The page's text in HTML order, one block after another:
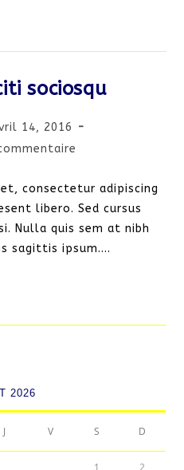
sociosqu
:
14, 2016
:
consectetur adipiscing
libero. Sed cursus
Nulla quis sem at nibh
sagittis ipsum.…
2026
J V S D
1 2